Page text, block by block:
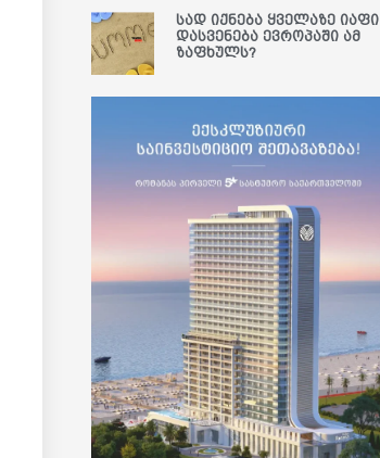
სად იქნება ყველაზე იაფი
დასვენება ევროპაში ამ
ზაფხულს?